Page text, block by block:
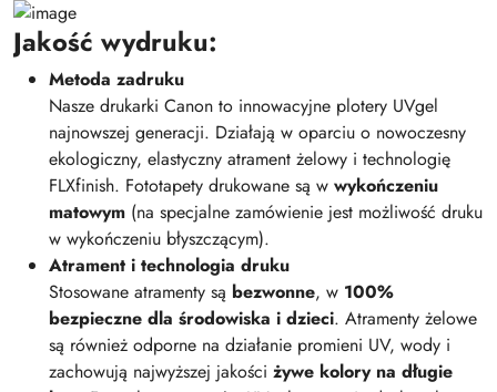
Jakość wydruku:
Metoda zadruku
Nasze drukarki Canon to innowacyjne plotery UVgel
najnowszej generacji. Działają w oparciu o nowoczesny
ekologiczny, elastyczny atrament żelowy i technologię
FLXfinish. Fototapety drukowane są w wykończeniu
matowym (na specjalne zamówienie jest możliwość druku
w wykończeniu błyszczącym).
Atrament i technologia druku
Stosowane atramenty są bezwonne, w 100%
bezpieczne dla środowiska i dzieci. Atramenty żelowe
są również odporne na działanie promieni UV, wody i
zachowują najwyższej jakości żywe kolory na długie